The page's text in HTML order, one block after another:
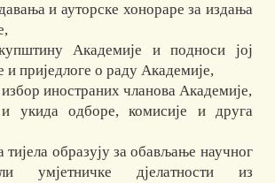
и ауторске хонораре за издања
Академије и подноси јој
и приједлоге о раду Академије,
иностраних чланова Академије,
и укида одборе, комисије и друга
тијела образују за обављање научног
умјетничке дјелатности из